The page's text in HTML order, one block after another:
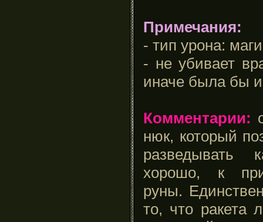
Примечания:
- тип урона:
- не убивает
иначе была бы
Комментарии:
нюк, который
разведывать
хорошо, к
руны.
то, что ракета